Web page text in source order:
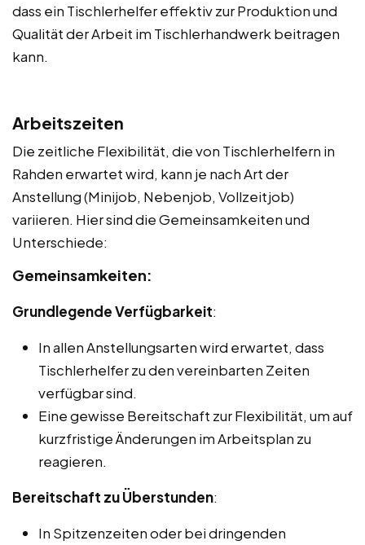
dass ein Tischlerhelfer effektiv zur Produktion und
Qualität der Arbeit im Tischlerhandwerk beitragen
kann.
Arbeitszeiten
Die zeitliche Flexibilität, die von Tischlerhelfern in
Rahden erwartet wird, kann je nach Art der
Anstellung (Minijob, Nebenjob, Vollzeitjob)
variieren. Hier sind die Gemeinsamkeiten und
Unterschiede:
Gemeinsamkeiten:
Grundlegende Verfügbarkeit:
In allen Anstellungsarten wird erwartet, dass
Tischlerhelfer zu den vereinbarten Zeiten
verfügbar sind.
Eine gewisse Bereitschaft zur Flexibilität, um auf
kurzfristige Änderungen im Arbeitsplan zu
reagieren.
Bereitschaft zu Überstunden:
In Spitzenzeiten oder bei dringenden